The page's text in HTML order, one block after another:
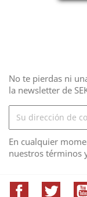
No te pierdas ni
la newsletter de
En cualquier
nuestros términos
Facebook